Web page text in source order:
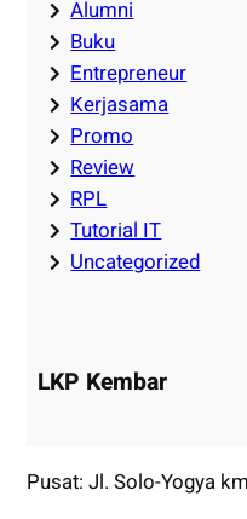
Alumni
Buku
Entrepreneur
Kerjasama
Promo
Review
RPL
Tutorial IT
Uncategorized
LKP Kembar
Pusat: Jl. Solo-Yogya